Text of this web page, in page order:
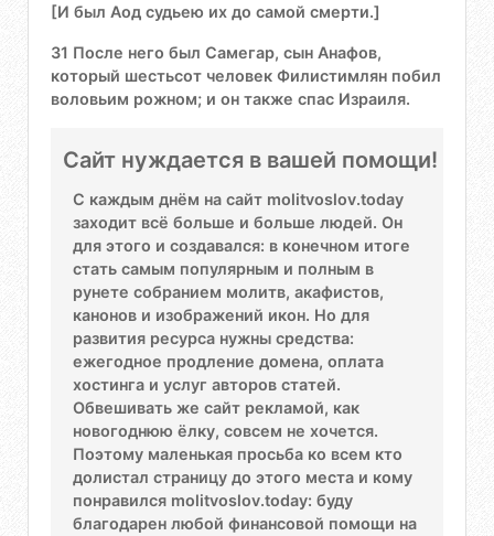
[И был Аод судьею их до самой смерти.]
31 После него был Самегар, сын Анафов,
который шестьсот человек Филистимлян побил
воловьим рожном; и он также спас Израиля.
Сайт нуждается в вашей помощи!
С каждым днём на сайт molitvoslov.today
заходит всё больше и больше людей. Он
для этого и создавался: в конечном итоге
стать самым популярным и полным в
рунете собранием молитв, акафистов,
канонов и изображений икон. Но для
развития ресурса нужны средства:
ежегодное продление домена, оплата
хостинга и услуг авторов статей.
Обвешивать же сайт рекламой, как
новогоднюю ёлку, совсем не хочется.
Поэтому маленькая просьба ко всем кто
долистал страницу до этого места и кому
понравился molitvoslov.today: буду
благодарен любой финансовой помощи на